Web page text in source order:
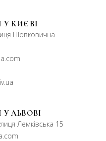
КИЄВІ
Шовковична
ЛЬВОВІ
Лемківська 15